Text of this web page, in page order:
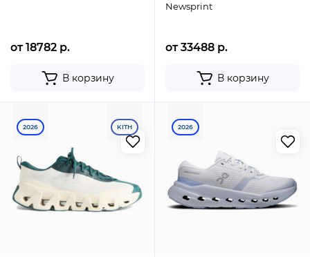
от 18782 р.
В корзину
Newsprint
от 33488 р.
В корзину
KITH
2026 2026